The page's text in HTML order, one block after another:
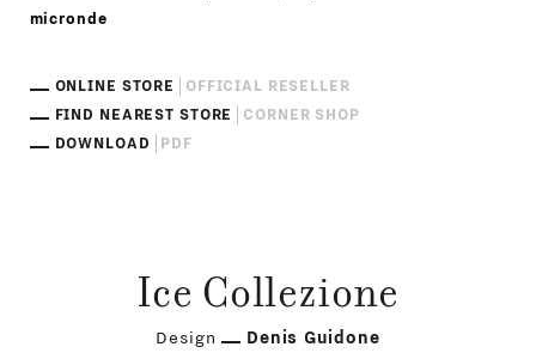
micronde
ONLINE STORE
OFFICIAL RESELLER
FIND NEAREST STORE
CORNER SHOP
DOWNLOAD
PDF
Ice Collezione
Design Denis Guidone